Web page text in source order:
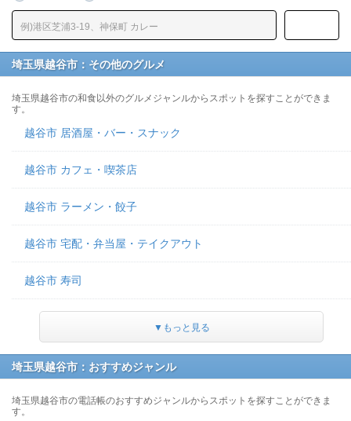
埼玉県越谷市：その他のグルメ
埼玉県越谷市の和食以外のグルメジャンルからスポットを探すことができま
す。
越谷市 居酒屋・バー・スナック
越谷市 カフェ・喫茶店
越谷市 ラーメン・餃子
越谷市 宅配・弁当屋・テイクアウト
越谷市 寿司
▼もっと見る
埼玉県越谷市：おすすめジャンル
埼玉県越谷市の電話帳のおすすめジャンルからスポットを探すことができま
す。